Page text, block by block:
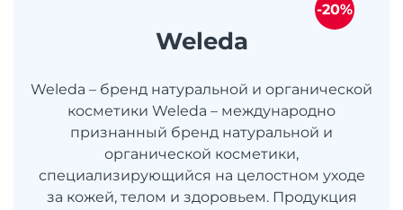
Weleda
Weleda – бренд натуральной и органической
косметики Weleda – международно
признанный бренд натуральной и
органической косметики,
специализирующийся на целостном уходе
за кожей, телом и здоровьем. Продукция
-20%